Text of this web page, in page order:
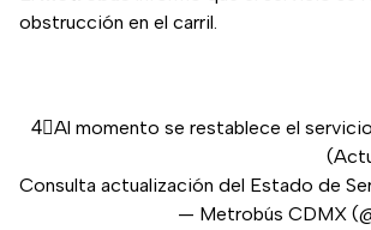
obstrucción en el carril.
4⃣Al momento se restablece el
Consulta actualización del Estado de
— Metrobús CDMX